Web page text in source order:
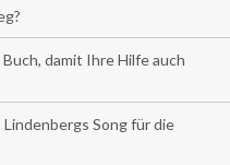
damit Ihre Hilfe auch
Song für die